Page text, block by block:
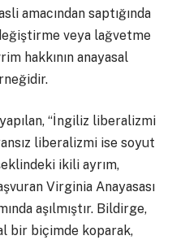
amacından saptığında
veya lağvetme
hakkının anayasal
“İngiliz liberalizmi
liberalizmi ise soyut
ikili ayrım,
Virginia Anayasası
aşılmıştır. Bildirge,
bir biçimde koparak,